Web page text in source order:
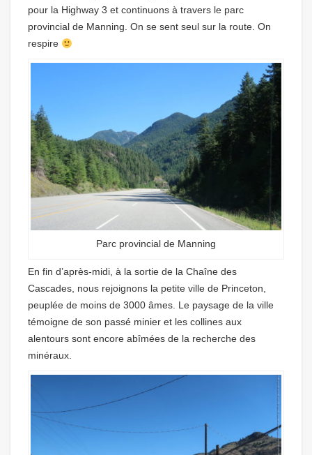
pour la Highway 3 et continuons à travers le parc
provincial de Manning. On se sent seul sur la route. On
respire
Parc provincial de Manning
En fin d’après-midi, à la sortie de la Chaîne des
Cascades, nous rejoignons la petite ville de Princeton,
peuplée de moins de 3000 âmes. Le paysage de la ville
témoigne de son passé minier et les collines aux
alentours sont encore abîmées de la recherche des
minéraux.